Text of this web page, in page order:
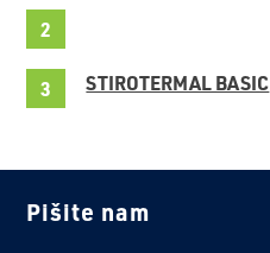
STIROTERMAL BASIC
Pišite nam